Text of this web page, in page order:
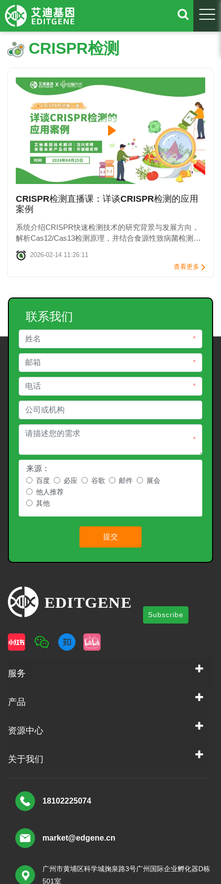
CRISPR检测
CRISPR检测直播课：详谈CRISPR检测的应用
案例
系统介绍CRISPR快速检测技术的研究背景与发展方向，
解析Cas12/Cas13检测原理，并结合食源性致病菌检测、
视频真实性鉴别及新型分析检测体系等案例，展示
CRISPR检测技术的实际应用价值。
2026-02-14 11:26:11
查看更多
联系我们
*
*
*
*
来源：
百度 必应 谷歌 邮件
展会
他人推荐
其他
提交
Subscribe
服务
产品
资源中心
关于我们
18102225074
market@edgene.cn
广州市黄埔区科学城掬泉路3号广州国际企业孵化器D栋
501室